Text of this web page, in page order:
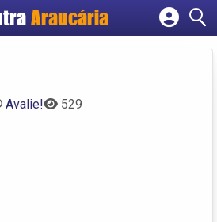
Araucária
Cadastrar empresa
Avalie! 529